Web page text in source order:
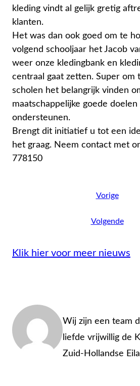
kleding vindt al gelijk gretig
klanten.
Het was dan ook goed om te
volgend schooljaar het Jacob
weer onze kledingbank en
centraal gaat zetten. Super om
scholen het belangrijk vinden
maatschappelijke goede doelen
ondersteunen.
Brengt dit initiatief u tot een
het graag. Neem contact met
778150
Vorige
Volgende
Klik hier voor meer nieuws
Wij zijn een team
liefde vrijwillig de
Zuid-Hollandse